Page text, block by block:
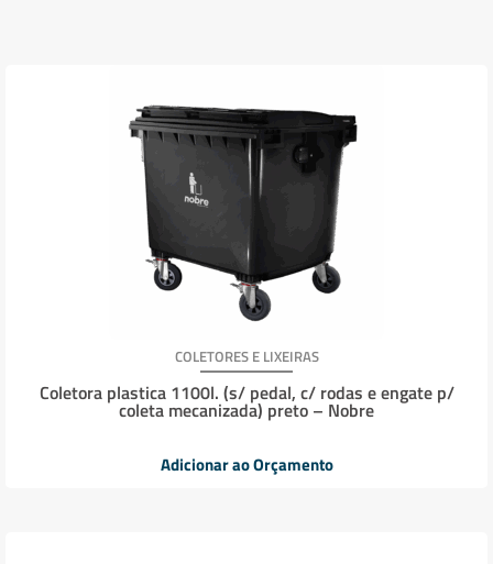
COLETORES E LIXEIRAS
Coletora plastica 1100l. (s/ pedal, c/ rodas e engate p/
coleta mecanizada) preto – Nobre
Adicionar ao Orçamento